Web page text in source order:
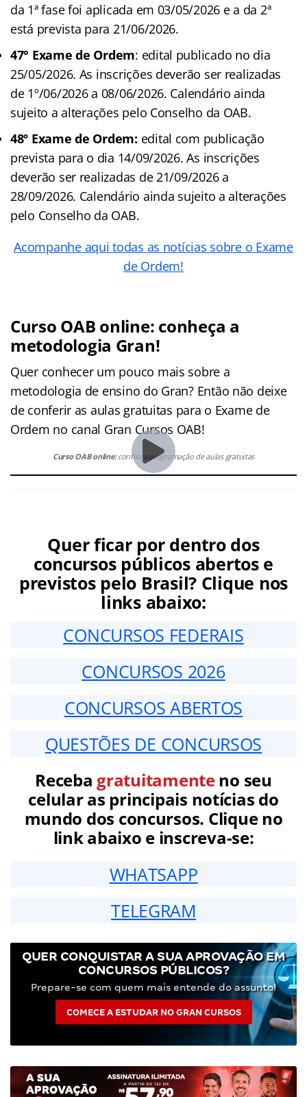
da 1ª fase foi aplicada em 03/05/2026 e a da 2ª
está prevista para 21/06/2026.
47° Exame de Ordem: edital publicado no dia
25/05/2026. As inscrições deverão ser realizadas
de 1º/06/2026 a 08/06/2026. Calendário ainda
sujeito a alterações pelo Conselho da OAB.
48º Exame de Ordem: edital com publicação
prevista para o dia 14/09/2026. As inscrições
deverão ser realizadas de 21/09/2026 a
28/09/2026. Calendário ainda sujeito a alterações
pelo Conselho da OAB.
Acompanhe aqui todas as notícias sobre o Exame
de Ordem!
Curso OAB online: conheça a
metodologia Gran!
Quer conhecer um pouco mais sobre a
metodologia de ensino do Gran? Então não deixe
de conferir as aulas gratuitas para o Exame de
Ordem no canal Gran Cursos OAB!
Curso OAB online:confira a programação de aulas gratuitas
Quer ficar por dentro dos
concursos públicos abertos e
previstos pelo Brasil? Clique nos
links abaixo:
CONCURSOS FEDERAIS
CONCURSOS 2026
CONCURSOS ABERTOS
QUESTÕES DE CONCURSOS
Receba gratuitamenteno seu
celular as principais notícias do
mundo dos concursos. Clique no
link abaixo e inscreva-se:
WHATSAPP
TELEGRAM
QUER CONQUISTAR A SUA APROVAÇÃO EM
CONCURSOS PÚBLICOS?
Prepare-se com quem mais entende do assunto!
COMECE A ESTUDAR NO GRAN CURSOS